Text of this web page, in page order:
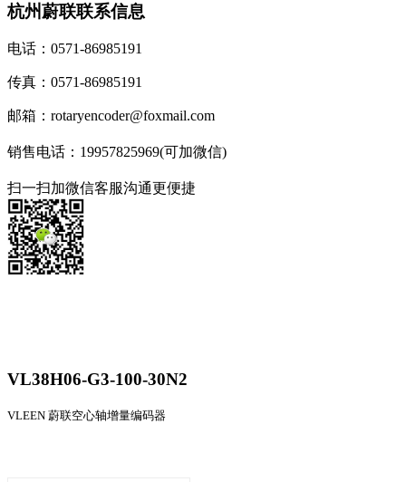
杭州蔚联联系信息
电话：0571-86985191
传真：0571-86985191
邮箱：rotaryencoder@foxmail.com
销售电话：19957825969(可加微信)
扫一扫加微信客服沟通更便捷
VL38H06-G3-100-30N2
VLEEN 蔚联空心轴增量编码器